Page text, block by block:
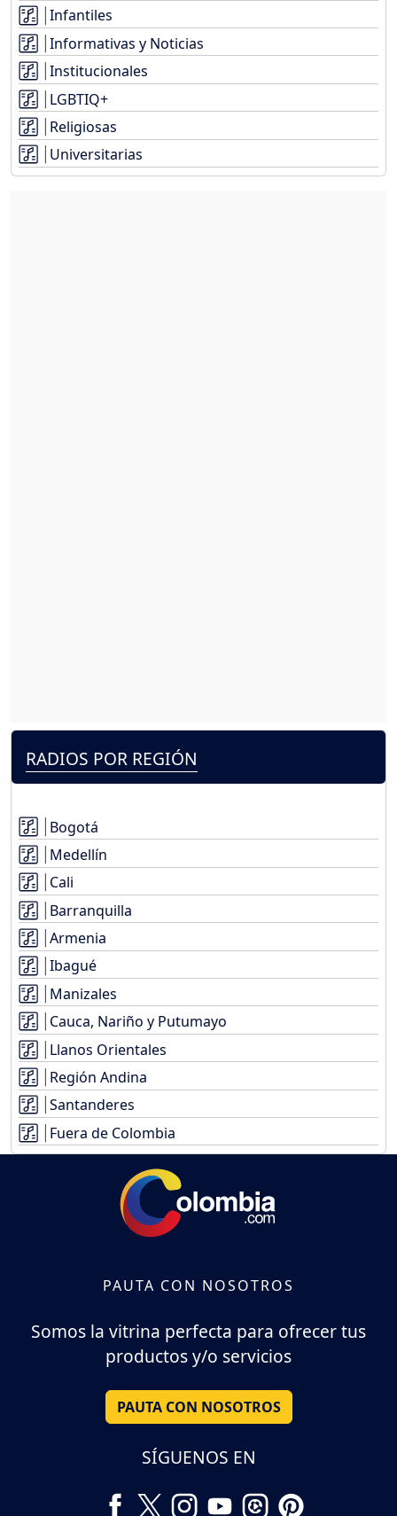
Infantiles
Informativas y Noticias
Institucionales
LGBTIQ+
Religiosas
Universitarias
RADIOS POR REGIÓN
Bogotá
Medellín
Cali
Barranquilla
Armenia
Ibagué
Manizales
Cauca, Nariño y Putumayo
Llanos Orientales
Región Andina
Santanderes
Fuera de Colombia
PAUTA CON NOSOTROS
Somos la vitrina perfecta para ofrecer tus
productos y/o servicios
PAUTA CON NOSOTROS
SÍGUENOS EN